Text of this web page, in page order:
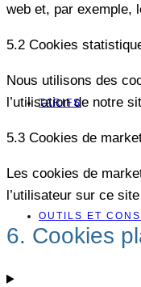
TARIFS
OUTILS ET
web et, par exemple,
5.2 Cookies
Nous utilisons des
l’utilisation de notre
5.3 Cookies de
Les cookies de
l’utilisateur sur ce
6. Cookies